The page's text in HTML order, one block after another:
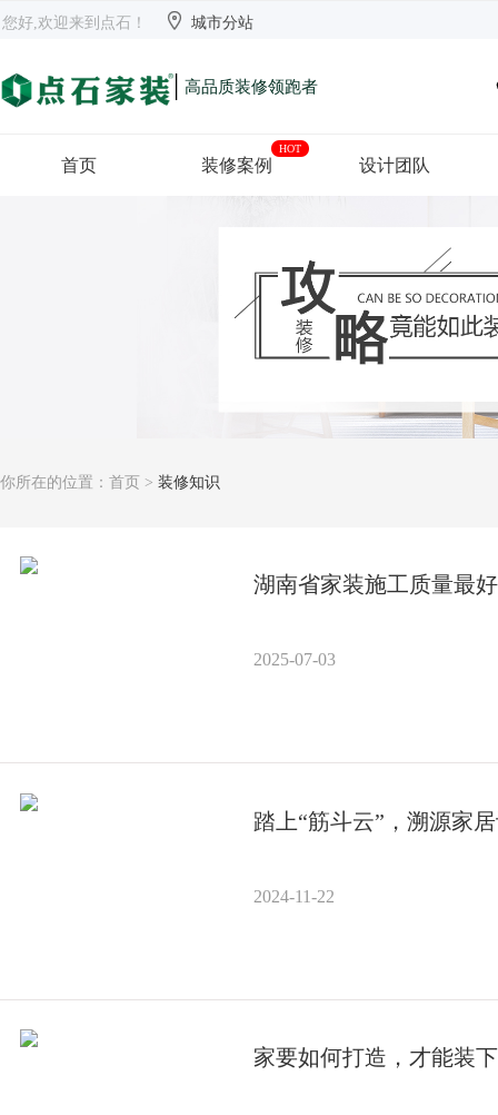
欢迎来到点石  长沙 【切换】
您好,欢迎来到点石！  城市分站
| 高品质装修领跑者
首页 装修案例
HOT
设计团队
你所在的位置： 首页 > 装修知识
湖南省家装施工质量最
2025-07-03
踏上“筋斗云”，溯源家
2024-11-22
家要如何打造，才能装